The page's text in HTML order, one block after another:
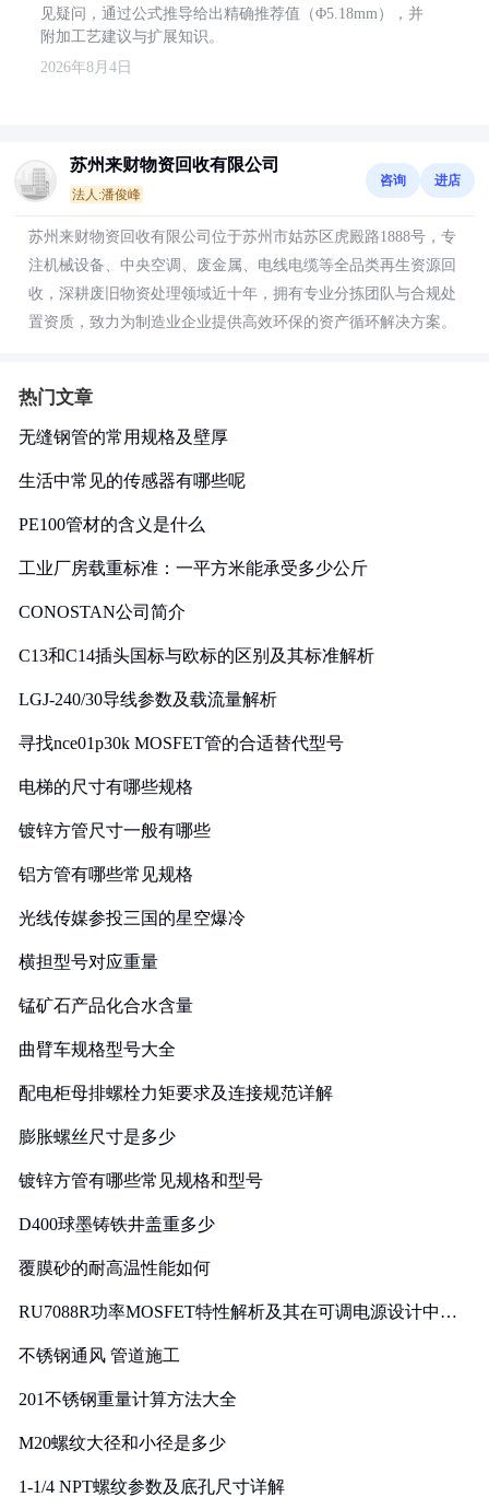
见疑问，通过公式推导给出精确推荐值（Φ5.18mm），并
附加工艺建议与扩展知识。
2026年8月4日
苏州来财物资回收有限公司
法人:潘俊峰
咨询 进店
苏州来财物资回收有限公司位于苏州市姑苏区虎殿路1888号，专
注机械设备、中央空调、废金属、电线电缆等全品类再生资源回
收，深耕废旧物资处理领域近十年，拥有专业分拣团队与合规处
置资质，致力为制造业企业提供高效环保的资产循环解决方案。
热门文章
无缝钢管的常用规格及壁厚
生活中常见的传感器有哪些呢
PE100管材的含义是什么
工业厂房载重标准：一平方米能承受多少公斤
CONOSTAN公司简介
C13和C14插头国标与欧标的区别及其标准解析
LGJ-240/30导线参数及载流量解析
寻找nce01p30k MOSFET管的合适替代型号
电梯的尺寸有哪些规格
镀锌方管尺寸一般有哪些
铝方管有哪些常见规格
光线传媒参投三国的星空爆冷
横担型号对应重量
锰矿石产品化合水含量
曲臂车规格型号大全
配电柜母排螺栓力矩要求及连接规范详解
膨胀螺丝尺寸是多少
镀锌方管有哪些常见规格和型号
D400球墨铸铁井盖重多少
覆膜砂的耐高温性能如何
RU7088R功率MOSFET特性解析及其在可调电源设计中的
不锈钢通风 管道施工
201不锈钢重量计算方法大全
M20螺纹大径和小径是多少
1-1/4 NPT螺纹参数及底孔尺寸详解